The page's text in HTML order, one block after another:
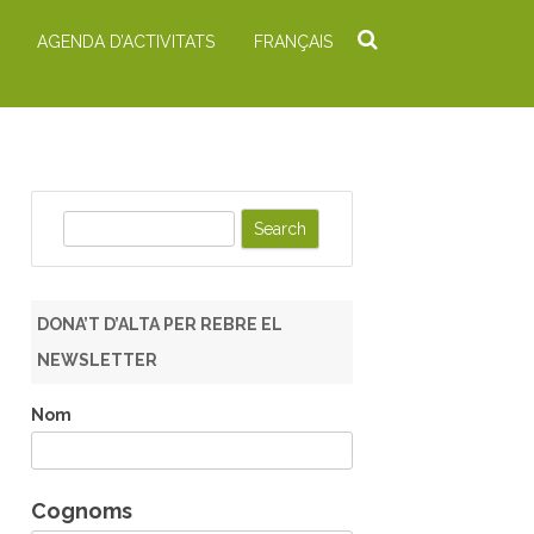
AGENDA D’ACTIVITATS FRANÇAIS
h
DONA’T D’ALTA PER REBRE EL
NEWSLETTER
Nom
Cognoms